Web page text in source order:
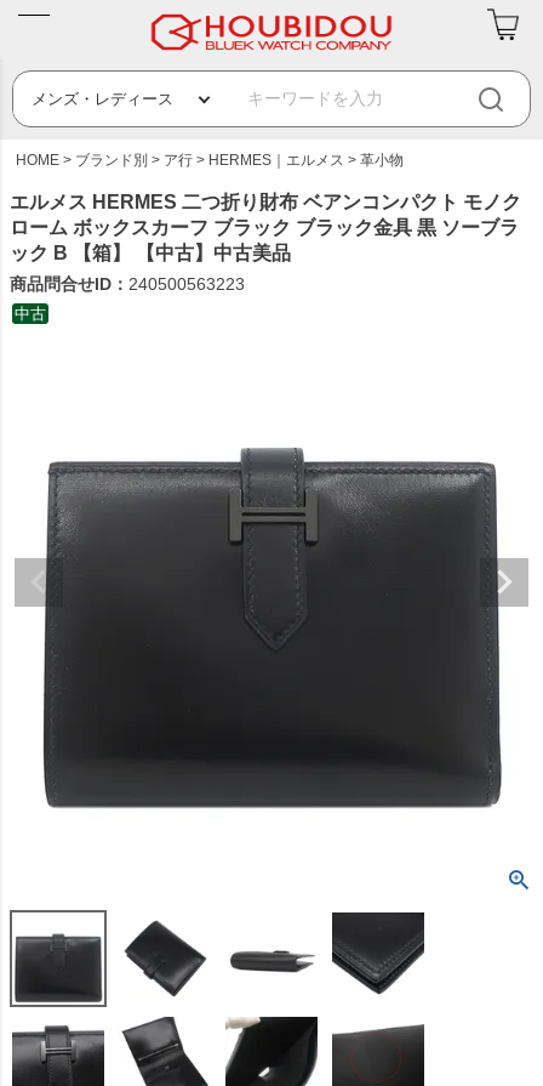
HOME ブランド別 ア行 HERMES｜エルメス 革小物
エルメス HERMES 二つ折り財布 ベアンコンパクト モノク
ローム ボックスカーフ ブラック ブラック金具 黒 ソーブラ
ック B 【箱】 【中古】中古美品
商品問合せID： 240500563223
中古